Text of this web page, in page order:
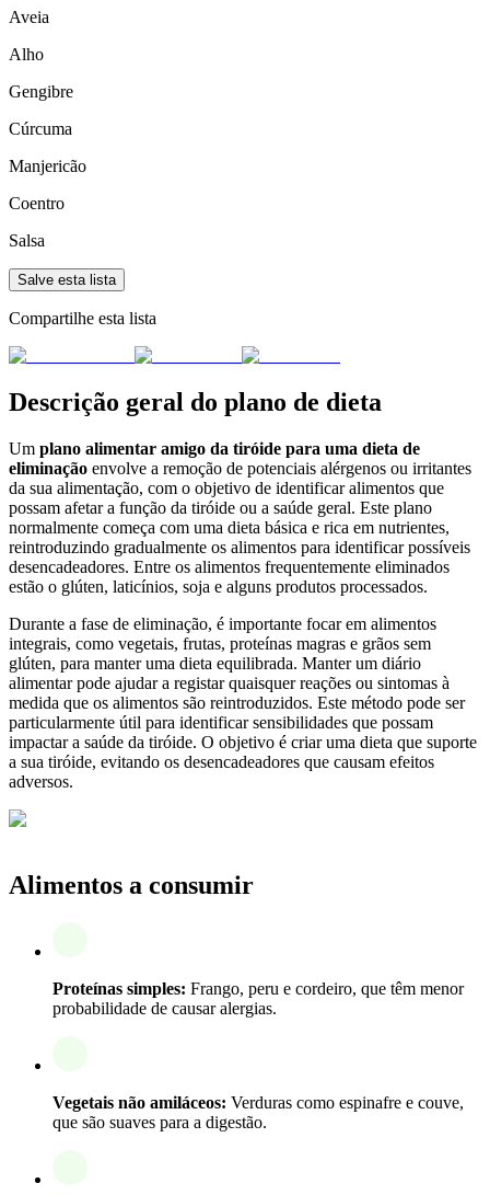
Aveia
Alho
Gengibre
Cúrcuma
Manjericão
Coentro
Salsa
Salve esta lista
Compartilhe esta lista
Descrição geral do plano de dieta
Um plano alimentar amigo da tiróide para uma dieta de
eliminação envolve a remoção de potenciais alérgenos ou irritantes
da sua alimentação, com o objetivo de identificar alimentos que
possam afetar a função da tiróide ou a saúde geral. Este plano
normalmente começa com uma dieta básica e rica em nutrientes,
reintroduzindo gradualmente os alimentos para identificar possíveis
desencadeadores. Entre os alimentos frequentemente eliminados
estão o glúten, laticínios, soja e alguns produtos processados.
Durante a fase de eliminação, é importante focar em alimentos
integrais, como vegetais, frutas, proteínas magras e grãos sem
glúten, para manter uma dieta equilibrada. Manter um diário
alimentar pode ajudar a registar quaisquer reações ou sintomas à
medida que os alimentos são reintroduzidos. Este método pode ser
particularmente útil para identificar sensibilidades que possam
impactar a saúde da tiróide. O objetivo é criar uma dieta que suporte
a sua tiróide, evitando os desencadeadores que causam efeitos
adversos.
Alimentos a consumir
Proteínas simples: Frango, peru e cordeiro, que têm menor
probabilidade de causar alergias.
Vegetais não amiláceos: Verduras como espinafre e couve,
que são suaves para a digestão.